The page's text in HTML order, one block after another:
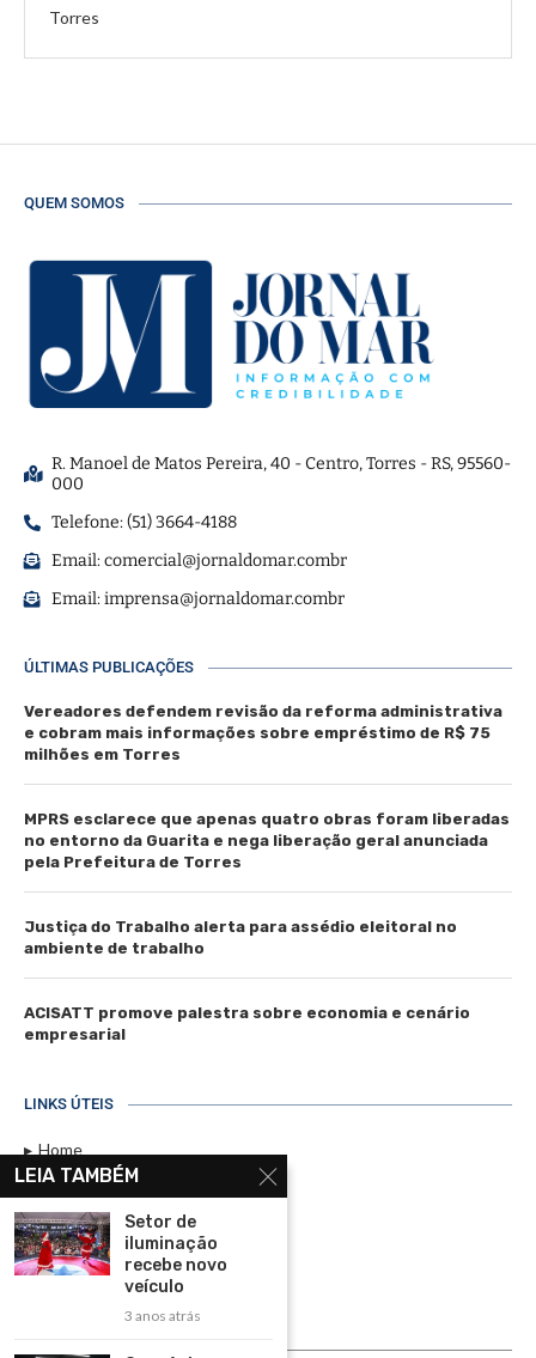
Torres
QUEM SOMOS
R. Manoel de Matos Pereira, 40 - Centro, Torres - RS, 95560-
000
Telefone: (51) 3664-4188
Email:comercial@jornaldomar.combr
Email:imprensa@jornaldomar.combr
ÚLTIMAS PUBLICAÇÕES
Vereadores defendem revisão da reforma administrativa
e cobram mais informações sobre empréstimo de R$ 75
milhões em Torres
MPRS esclarece que apenas quatro obras foram liberadas
no entorno da Guarita e nega liberação geral anunciada
pela Prefeitura de Torres
Justiça do Trabalho alerta para assédio eleitoral no
ambiente de trabalho
ACISATT promove palestra sobre economia e cenário
empresarial
LINKS ÚTEIS
Home
Assinar
Contato
Política de Privacidade
Rádio Maristela - Ao Vivo
LEIA TAMBÉM
Setor de
iluminação
recebe novo
veículo
3 anos atrás